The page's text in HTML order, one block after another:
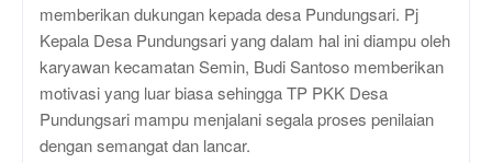
memberikan dukungan kepada desa Pundungsari. Pj
Kepala Desa Pundungsari yang dalam hal ini diampu oleh
karyawan kecamatan Semin, Budi Santoso memberikan
motivasi yang luar biasa sehingga TP PKK Desa
Pundungsari mampu menjalani segala proses penilaian
dengan semangat dan lancar.